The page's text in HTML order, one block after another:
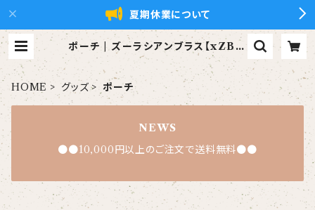
夏期休業について
ポーチ | ズーラシアンブラス【xZBt】
公式ショップ
HOME グッズ ポーチ
NEWS
●●10,000円以上のご注文で送料無料●●